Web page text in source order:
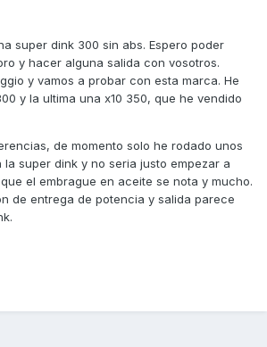
super dink 300 sin abs. Espero poder
y hacer alguna salida con vosotros.
y vamos a probar con esta marca. He
y la ultima una x10 350, que he vendido
de momento solo he rodado unos
super dink y no seria justo empezar a
el embrague en aceite se nota y mucho.
de entrega de potencia y salida parece